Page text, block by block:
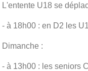
L'entente U18 se
- à 18h00 : en D2 les
Dimanche :
- à 13h00 : les seniors